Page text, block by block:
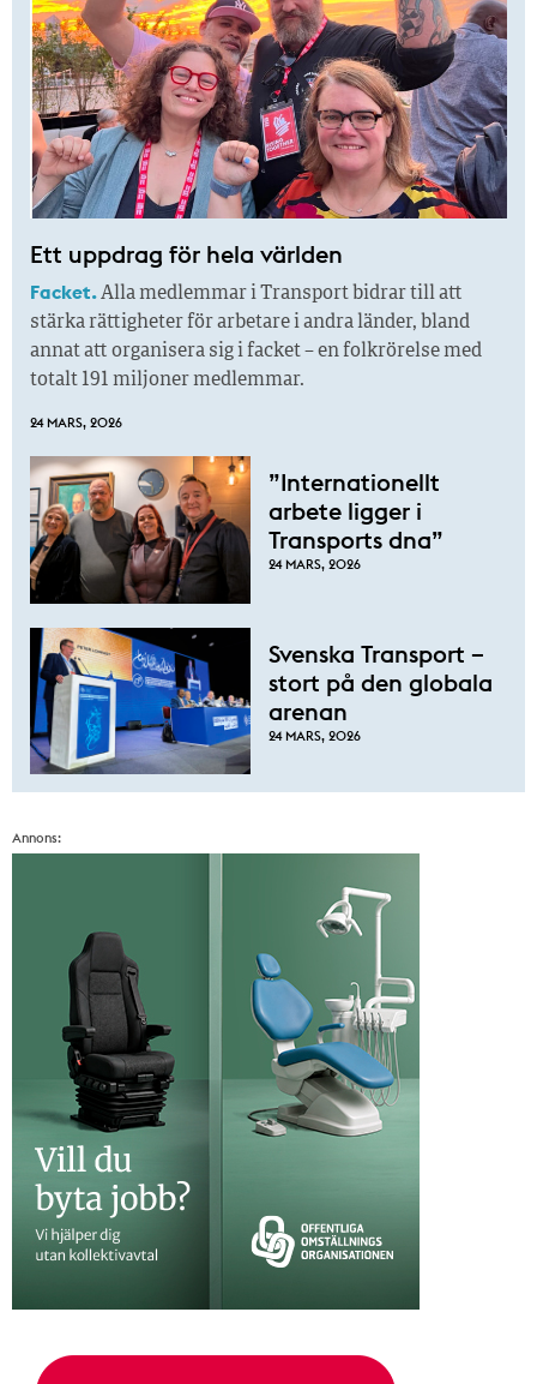
Ett uppdrag för hela världen
Facket.Alla medlemmar i Transport bidrar till att
stärka rättigheter för arbetare i andra länder, bland
annat att organisera sig i facket – en folkrörelse med
totalt 191 miljoner medlemmar.
24 MARS, 2026
”Internationellt
arbete ligger i
Transports dna”
24 MARS, 2026
Svenska Transport –
stort på den globala
arenan
24 MARS, 2026
Annons: